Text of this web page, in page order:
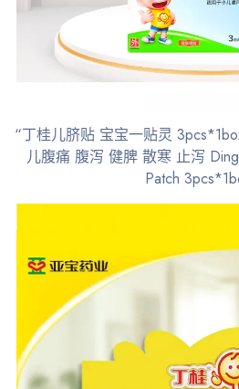
“丁桂儿脐贴 宝宝一贴灵
儿腹痛 腹泻 健脾 散寒 止泻
Patch